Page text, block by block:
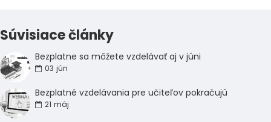
Súvisiace články
Bezplatne sa môžete vzdelávať aj v júni
03 jún
Bezplatné vzdelávania pre učiteľov pokračujú
21 máj